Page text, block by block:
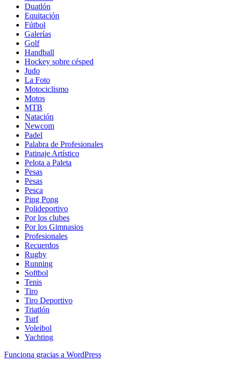
Duatlón
Equitación
Fútbol
Galerías
Golf
Handball
Hockey sobre césped
Judo
La Foto
Motociclismo
Motos
MTB
Natación
Newcom
Padel
Palabra de Profesionales
Patinaje Artístico
Pelota a Paleta
Pesas
Pesas
Pesca
Ping Pong
Polideportivo
Por los clubes
Por los Gimnasios
Profesionales
Recuerdos
Rugby
Running
Softbol
Tenis
Tiro
Tiro Deportivo
Triatlón
Turf
Voleibol
Yachting
Funciona gracias a WordPress